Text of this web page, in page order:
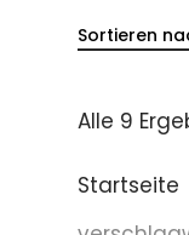
Sortieren
Alle 9
Startseite